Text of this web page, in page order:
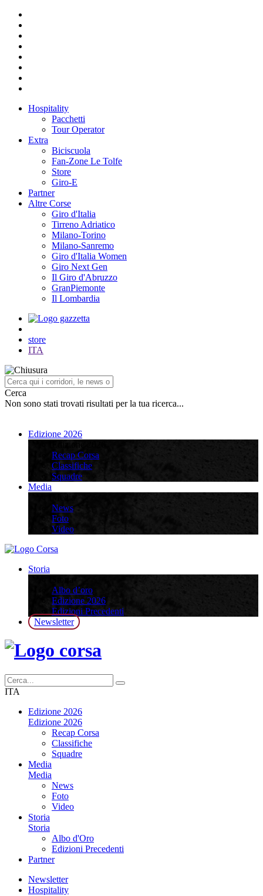
Hospitality
Pacchetti
Tour Operator
Extra
Biciscuola
Fan-Zone Le Tolfe
Store
Giro-E
Partner
Altre Corse
Giro d'Italia
Tirreno Adriatico
Milano-Torino
Milano-Sanremo
Giro d'Italia Women
Giro Next Gen
Il Giro d'Abruzzo
GranPiemonte
Il Lombardia
store
ITA
Cerca
Non sono stati trovati risultati per la tua ricerca...
Edizione 2026
Recap Corsa
Classifiche
Squadre
Media
News
Foto
Video
Storia
Albo d’oro
Edizione 2026
Edizioni Precedenti
Newsletter
ITA
Edizione 2026
Edizione 2026
Recap Corsa
Classifiche
Squadre
Media
Media
News
Foto
Video
Storia
Storia
Albo d'Oro
Edizioni Precedenti
Partner
Newsletter
Hospitality